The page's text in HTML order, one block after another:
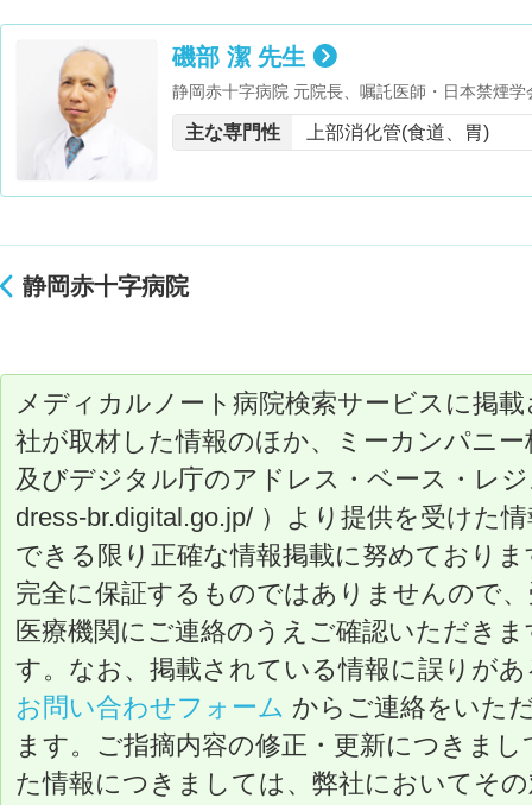
磯部 潔 先生
静岡赤十字病院 元院長、嘱託医師・日本禁煙
する緩和ケア研修会 修了
主な専門性 上部消化管(食道、胃)
静岡赤十字病院
メディカルノート病院検索サービスに掲
社が取材した情報のほか、ミーカンパニ
及びデジタル庁のアドレス・ベース・レ
dress-br.digital.go.jp/ ）より提供を受けた
できる限り正確な情報掲載に努めており
完全に保証するものではありませんので
医療機関にご連絡のうえご確認いただき
す。なお、掲載されている情報に誤りが
お問い合わせフォーム からご連絡をいた
ます。ご指摘内容の修正・更新につきま
た情報につきましては、弊社においてそ